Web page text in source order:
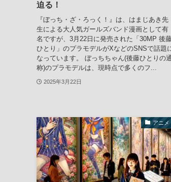
迫る！
『ぼっち・ざ・ろっく！』は、はまじあき先
生による大人気ガールズバンド漫画として有
名ですが、3月22日に発売された「30MP 後
ひとり」のプラモデルがXなどのSNSで話題
なっています。 ぼっちちゃん(後藤ひとりの
称)のプラモデルは、現時点で多くのフ...
2025年3月22日
アニメ